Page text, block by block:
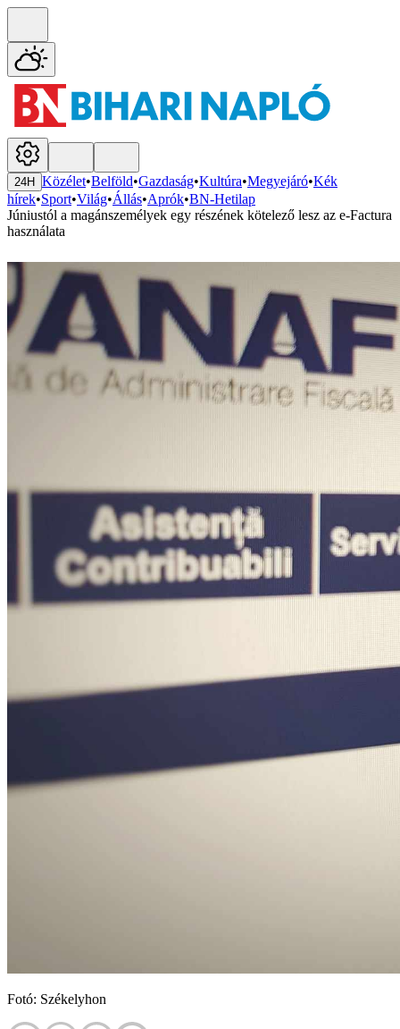
24H Közélet•Belföld•Gazdaság•Kultúra•Megyejáró•Kék
hírek•Sport•Világ•Állás•Aprók•BN-Hetilap
Júniustól a magánszemélyek egy részének kötelező lesz az e-Factura
használata
Fotó: Székelyhon